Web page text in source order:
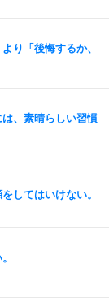
り「後悔するか、
、素晴らしい習慣
してはいけない。